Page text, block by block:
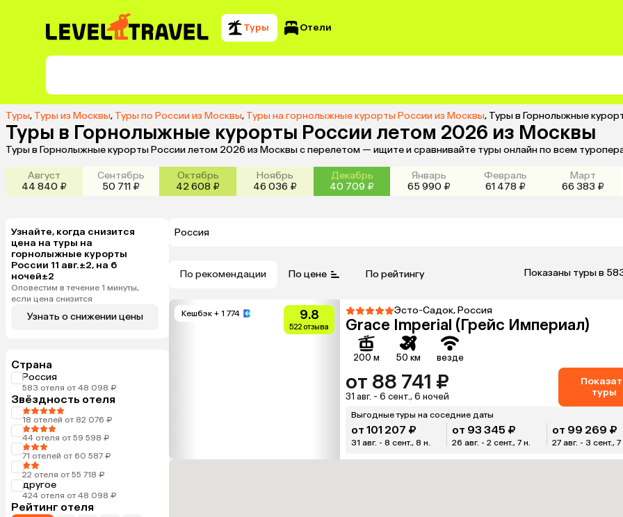
Туры Отели
Туры, Туры из Москвы, Туры по России из Москвы, Туры на горнолыжные курорты России из Москвы, Туры в Горнолыжные
Туры в Горнолыжные курорты России летом 2026 из Москвы
Туры в Горнолыжные курорты России летом 2026 из Москвы с перелетом — ищите и сравнивайте туры онлайн по всем
Август
44 840 ₽
Сентябрь
50 711 ₽
Октябрь
42 608 ₽
Ноябрь
46 036 ₽
Декабрь
40 709 ₽
Январь
65 990 ₽
Февраль
61 478 ₽
Март
66 383 ₽
Узнайте, когда снизится
цена на туры на
горнолыжные курорты
России 11 авг.±2, на 6
ночей±2
Оповестим в течение 1 минуты,
если цена снизится
Узнать о снижении цены
Страна
Россия
583 отеля от 48 098 ₽
Звёздность отеля
18 отелей от 82 076 ₽
44 отеля от 59 598 ₽
71 отелей от 60 587 ₽
22 отеля от 55 718 ₽
другое
424 отеля от 48 098 ₽
Рейтинг отеля
Россия
По рекомендации По цене По рейтингу Показаны туры в
Кешбэк + 1 774 9.8
522 отзыва
Эсто-Садок, Россия
Grace Imperial (Грейс Империал)
200 м 50 км везде
от 88 741 ₽
31 авг. - 6 сент., 6 ночей
туры
Выгодные туры на соседние даты
от 101 207 ₽
31 авг. - 8 сент., 8 н.
от 93 345 ₽
26 авг. - 2 сент., 7 н.
от 99 269 ₽
27 авг. - 3 сент., 7